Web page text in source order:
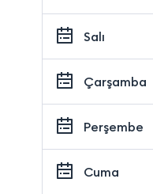
Salı
Çarşamba
Perşembe
Cuma